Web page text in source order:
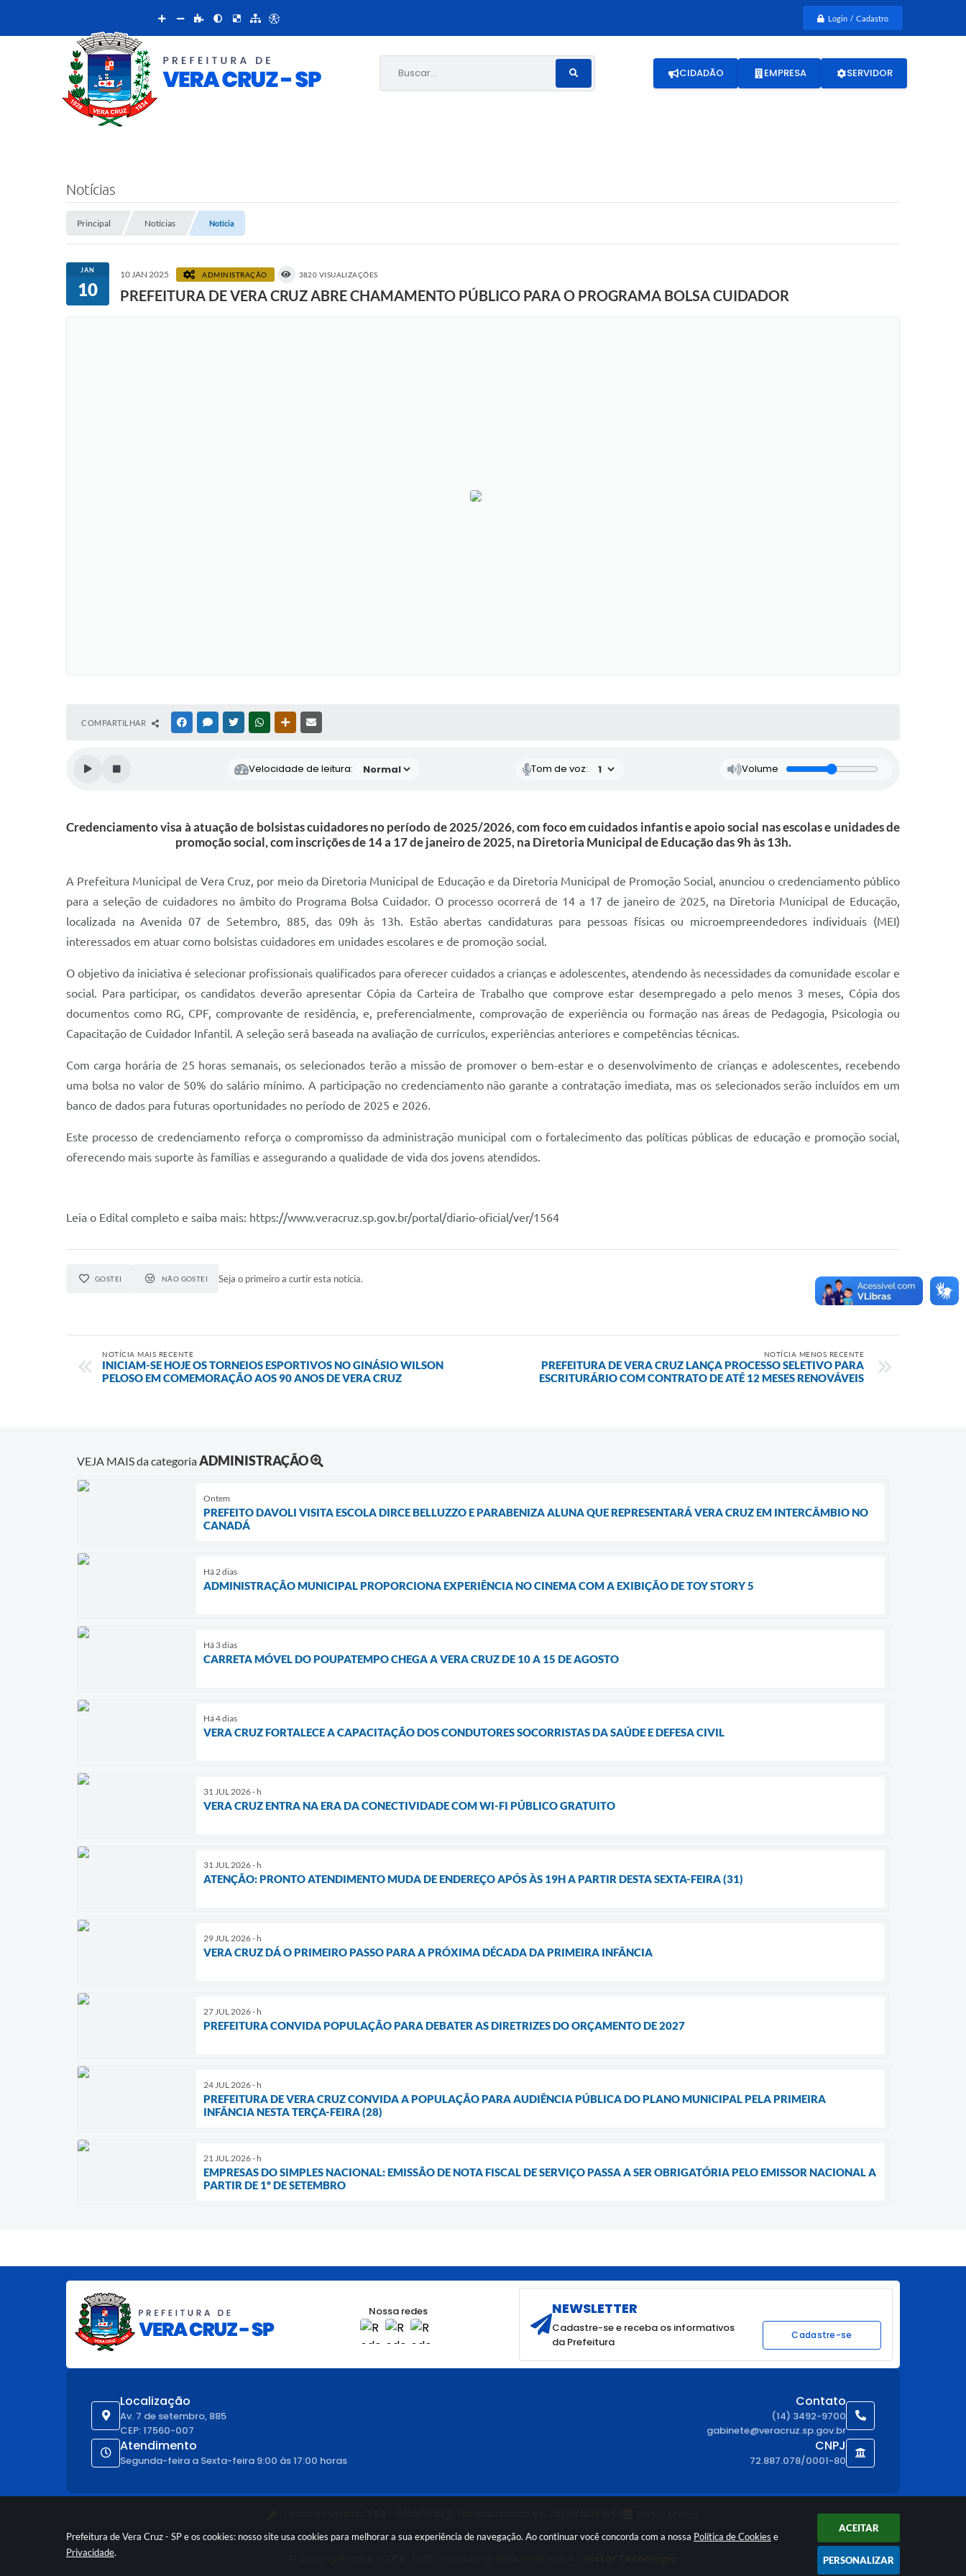
Prefeitura de Vera Cruz - SP e os cookies: nosso site usa cookies para melhorar a sua experiência de navegação. Ao continuar você concorda com a nossa Política de Cookies e
Privacidade.
ACEITAR
PERSONALIZAR
Login / Cadastro
Buscar... CIDADÃO EMPRESA SERVIDOR
Notícias
Principal Notícias Notícia
JAN
10
10 JAN 2025 ADMINISTRAÇÃO 3820 VISUALIZAÇÕES
PREFEITURA DE VERA CRUZ ABRE CHAMAMENTO PÚBLICO PARA O PROGRAMA BOLSA CUIDADOR
COMPARTILHAR FACEBOOKMESSENGER
TWITTERWHATSAPPOUTRAS MÍDIAS
Velocidade de leitura: Tom de voz: Volume
Credenciamento visa à atuação de bolsistas cuidadores no período de 2025/2026, com foco em cuidados infantis e apoio social nas escolas e unidades de
promoção social, com inscrições de 14 a 17 de janeiro de 2025, na Diretoria Municipal de Educação das 9h às 13h.
A Prefeitura Municipal de Vera Cruz, por meio da Diretoria Municipal de Educação e da Diretoria Municipal de Promoção Social, anunciou o credenciamento público
para a seleção de cuidadores no âmbito do Programa Bolsa Cuidador. O processo ocorrerá de 14 a 17 de janeiro de 2025, na Diretoria Municipal de Educação,
localizada na Avenida 07 de Setembro, 885, das 09h às 13h. Estão abertas candidaturas para pessoas físicas ou microempreendedores individuais (MEI)
interessados em atuar como bolsistas cuidadores em unidades escolares e de promoção social.
O objetivo da iniciativa é selecionar profissionais qualificados para oferecer cuidados a crianças e adolescentes, atendendo às necessidades da comunidade escolar e
social. Para participar, os candidatos deverão apresentar Cópia da Carteira de Trabalho que comprove estar desempregado a pelo menos 3 meses, Cópia dos
documentos como RG, CPF, comprovante de residência, e, preferencialmente, comprovação de experiência ou formação nas áreas de Pedagogia, Psicologia ou
Capacitação de Cuidador Infantil. A seleção será baseada na avaliação de currículos, experiências anteriores e competências técnicas.
Com carga horária de 25 horas semanais, os selecionados terão a missão de promover o bem-estar e o desenvolvimento de crianças e adolescentes, recebendo
uma bolsa no valor de 50% do salário mínimo. A participação no credenciamento não garante a contratação imediata, mas os selecionados serão incluídos em um
banco de dados para futuras oportunidades no período de 2025 e 2026.
Este processo de credenciamento reforça o compromisso da administração municipal com o fortalecimento das políticas públicas de educação e promoção social,
oferecendo mais suporte às famílias e assegurando a qualidade de vida dos jovens atendidos.
Leia o Edital completo e saiba mais: https://www.veracruz.sp.gov.br/portal/diario-oficial/ver/1564
GOSTEI NÃO GOSTEI Seja o primeiro a curtir esta notícia.
NOTÍCIA MAIS RECENTE
INICIAM-SE HOJE OS TORNEIOS ESPORTIVOS NO GINÁSIO WILSON
PELOSO EM COMEMORAÇÃO AOS 90 ANOS DE VERA CRUZ
NOTÍCIA MENOS RECENTE
PREFEITURA DE VERA CRUZ LANÇA PROCESSO SELETIVO PARA
ESCRITURÁRIO COM CONTRATO DE ATÉ 12 MESES RENOVÁVEIS
VEJA MAIS da categoriaADMINISTRAÇÃO
Ontem
PREFEITO DAVOLI VISITA ESCOLA DIRCE BELLUZZO E PARABENIZA ALUNA QUE REPRESENTARÁ VERA CRUZ EM INTERCÂMBIO NO
CANADÁ
Há 2 dias
ADMINISTRAÇÃO MUNICIPAL PROPORCIONA EXPERIÊNCIA NO CINEMA COM A EXIBIÇÃO DE TOY STORY 5
Há 3 dias
CARRETA MÓVEL DO POUPATEMPO CHEGA A VERA CRUZ DE 10 A 15 DE AGOSTO
Há 4 dias
VERA CRUZ FORTALECE A CAPACITAÇÃO DOS CONDUTORES SOCORRISTAS DA SAÚDE E DEFESA CIVIL
31 JUL 2026 - h
VERA CRUZ ENTRA NA ERA DA CONECTIVIDADE COM WI-FI PÚBLICO GRATUITO
31 JUL 2026 - h
ATENÇÃO: PRONTO ATENDIMENTO MUDA DE ENDEREÇO APÓS ÀS 19H A PARTIR DESTA SEXTA-FEIRA (31)
29 JUL 2026 - h
VERA CRUZ DÁ O PRIMEIRO PASSO PARA A PRÓXIMA DÉCADA DA PRIMEIRA INFÂNCIA
27 JUL 2026 - h
PREFEITURA CONVIDA POPULAÇÃO PARA DEBATER AS DIRETRIZES DO ORÇAMENTO DE 2027
24 JUL 2026 - h
PREFEITURA DE VERA CRUZ CONVIDA A POPULAÇÃO PARA AUDIÊNCIA PÚBLICA DO PLANO MUNICIPAL PELA PRIMEIRA
INFÂNCIA NESTA TERÇA-FEIRA (28)
21 JUL 2026 - h
EMPRESAS DO SIMPLES NACIONAL: EMISSÃO DE NOTA FISCAL DE SERVIÇO PASSA A SER OBRIGATÓRIA PELO EMISSOR NACIONAL A
PARTIR DE 1º DE SETEMBRO
Localização
Av. 7 de setembro, 885
CEP: 17560-007
Contato
(14) 3492-9700
gabinete@veracruz.sp.gov.br
Atendimento
Segunda-feira a Sexta-feira 9:00 às 17:00 horas
CNPJ
72.887.078/0001-80
Nossa redes NEWSLETTER
Cadastre-se e receba os informativos
da Prefeitura
Cadastre-se